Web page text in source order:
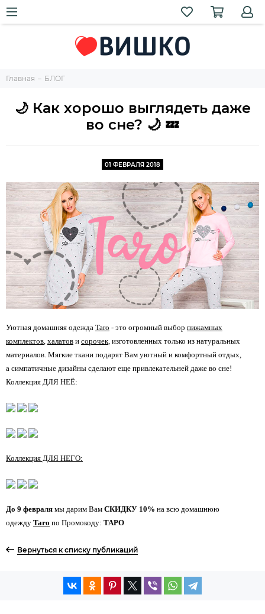
Главная БЛОГ
🌙 Как хорошо выглядеть даже
во сне? 🌙 💤
01 ФЕВРАЛЯ 2018
Уютная домашняя одежда Taro - это огромный выбор пижамных
комплектов халатов и сорочек , изготовленных только из натуральных
материалов. Мягкие ткани подарят Вам уютный и комфортный отдых,
а симпатичные дизайны сделают еще привлекательней даже во сне!
Коллекция ДЛЯ НЕЁ:
Коллекция ДЛЯ НЕГО:
До 9 февраля мы дарим Вам СКИДКУ 10% на всю домашнюю
одежду Taro по Промокоду: ТАРО
Вернуться к списку публикаций